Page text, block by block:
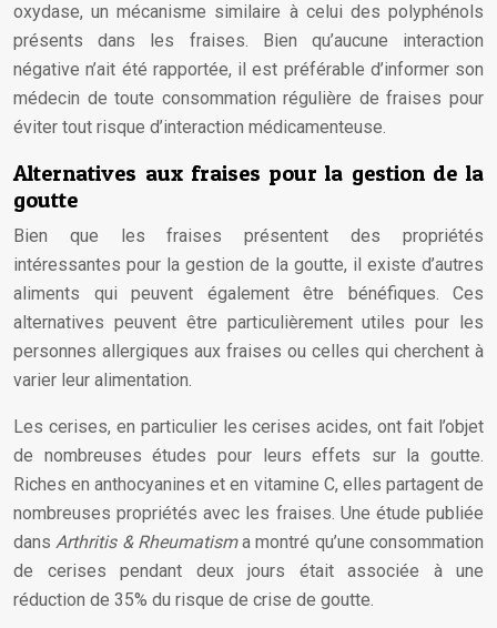
oxydase, un mécanisme similaire à celui des polyphénols
présents dans les fraises. Bien qu’aucune interaction
négative n’ait été rapportée, il est préférable d’informer son
médecin de toute consommation régulière de fraises pour
éviter tout risque d’interaction médicamenteuse.
Alternatives aux fraises pour la gestion de la
goutte
Bien que les fraises présentent des propriétés
intéressantes pour la gestion de la goutte, il existe d’autres
aliments qui peuvent également être bénéfiques. Ces
alternatives peuvent être particulièrement utiles pour les
personnes allergiques aux fraises ou celles qui cherchent à
varier leur alimentation.
Les cerises, en particulier les cerises acides, ont fait l’objet
de nombreuses études pour leurs effets sur la goutte.
Riches en anthocyanines et en vitamine C, elles partagent de
nombreuses propriétés avec les fraises. Une étude publiée
dansArthritis & Rheumatisma montré qu’une consommation
de cerises pendant deux jours était associée à une
réduction de 35% du risque de crise de goutte.